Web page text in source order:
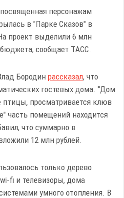
персонажам
в "Парке Сказов" в
проект выделили 6 млн
сообщает ТАСС.
Бородин рассказал, что
гостевых дома. "Дом
птицы, просматривается клюв
часть помещений находится
что суммарно в
12 млн рублей.
только дерево.
fi и телевизоры, дома
умного отопления. В